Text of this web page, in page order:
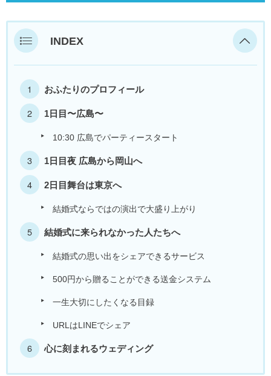
INDEX
おふたりのプロフィール
1日目〜広島〜
10:30 広島でパーティースタート
1日目夜 広島から岡山へ
2日目舞台は東京へ
結婚式ならではの演出で大盛り上がり
結婚式に来られなかった人たちへ
結婚式の思い出をシェアできるサービス
500円から贈ることができる送金システム
一生大切にしたくなる目録
URLはLINEでシェア
心に刻まれるウェディング